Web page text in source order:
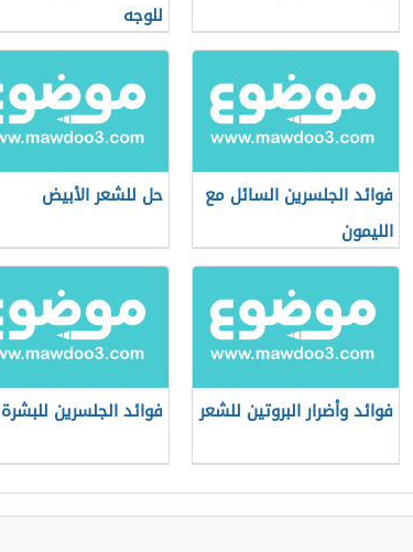
للوجه
فوائد الجلسرين السائل مع
الليمون
حل للشعر الأبيض
فوائد وأضرار البروتين للشعر فوائد الجلسرين للبشرة